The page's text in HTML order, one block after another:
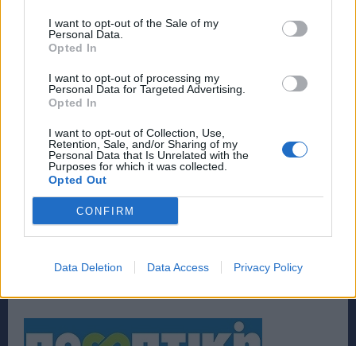
I want to opt-out of the Sale of my
Personal Data.
Opted In
I want to opt-out of processing my
Personal Data for Targeted Advertising.
Opted In
I want to opt-out of Collection, Use,
Retention, Sale, and/or Sharing of my
Personal Data that Is Unrelated with the
Purposes for which it was collected.
Opted Out
CONFIRM
Data Deletion Data Access Privacy Policy